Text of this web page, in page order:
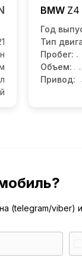
BMW Z4
Год
Тип
Пробег:
Объем:
Привод:
(telegram/